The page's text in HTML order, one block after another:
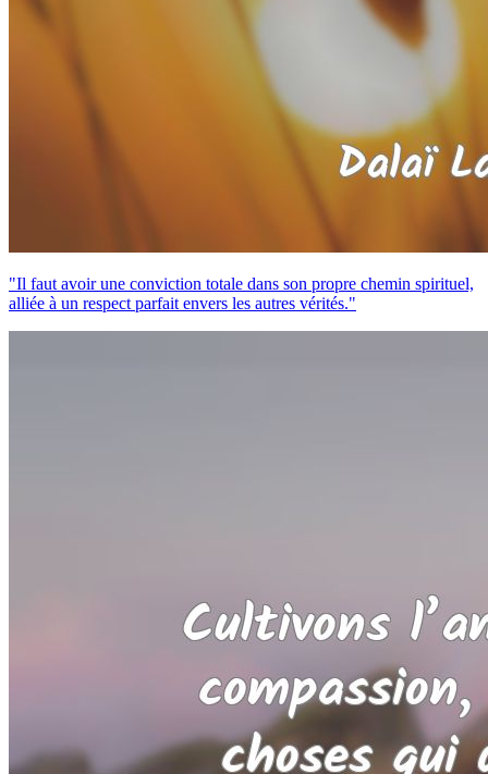
"Il faut avoir une conviction totale dans son propre chemin spirituel,
alliée à un respect parfait envers les autres vérités."